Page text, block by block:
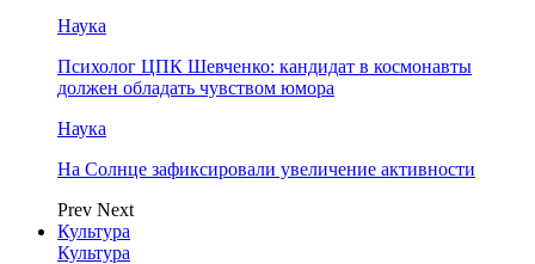
Наука
Психолог ЦПК Шевченко: кандидат в космонавты
должен обладать чувством юмора
Наука
На Солнце зафиксировали увеличение активности
Prev Next
Культура
Культура